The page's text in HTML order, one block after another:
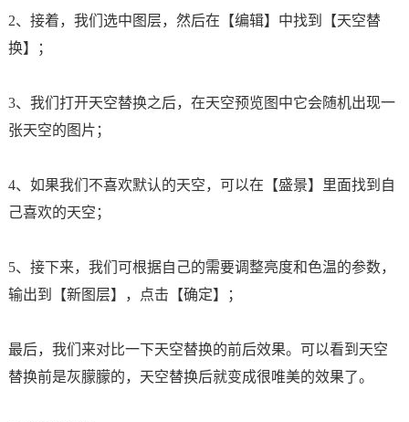
2、接着，我们选中图层，然后在【编辑】中找到【天空替
换】；
3、我们打开天空替换之后，在天空预览图中它会随机出现一
张天空的图片；
4、如果我们不喜欢默认的天空，可以在【盛景】里面找到自
己喜欢的天空；
5、接下来，我们可根据自己的需要调整亮度和色温的参数，
输出到【新图层】，点击【确定】；
最后，我们来对比一下天空替换的前后效果。可以看到天空
替换前是灰朦朦的，天空替换后就变成很唯美的效果了。